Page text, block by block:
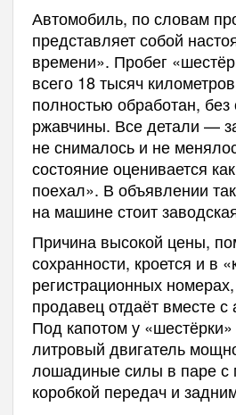
Автомобиль, по словам
представляет собой
времени». Пробег
всего 18 тысяч
полностью обработан,
ржавчины. Все детали —
не снималось и не
состояние оценивается
поехал». В объявлении
на машине стоит
Причина высокой цены,
сохранности, кроется и в
регистрационных
продавец отдаёт вместе
Под капотом у
литровый двигатель
лошадиные силы в паре с
коробкой передач и